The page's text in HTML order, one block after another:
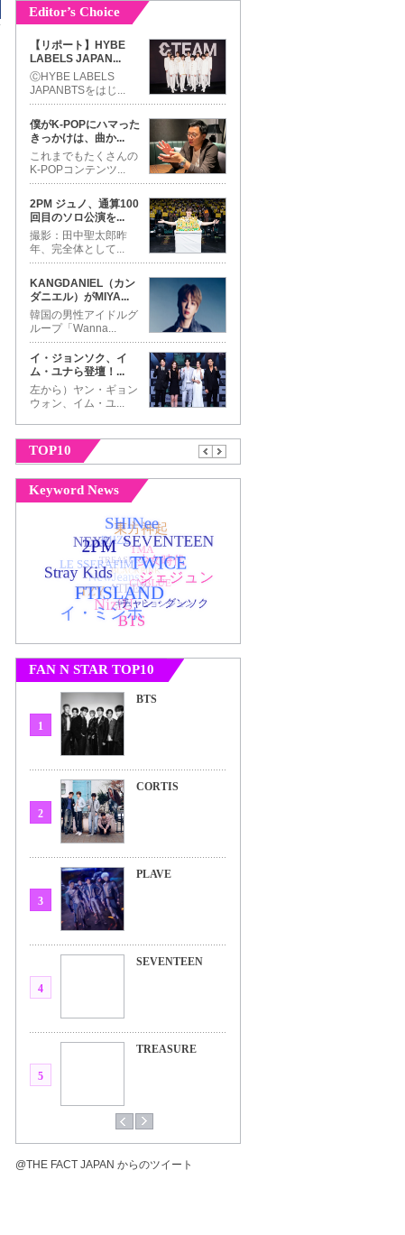
Editor’s Choice
【リポート】HYBE
LABELS JAPAN...
ⒸHYBE LABELS
JAPANBTSをはじ ...
僕がK-POPにハマった
きっかけは、曲か...
これまでもたくさんの
K-POPコンテンツ...
2PM ジュノ、通算100
回目のソロ公演を...
撮影：田中聖太郎昨
年、完全体として...
KANGDANIEL（カン
ダニエル）がMIYA...
韓国の男性アイドルグ
ループ「Wanna...
イ・ジョンソク、イ
ム・ユナら登壇！ ...
左から）ヤン・ギョン
ウォン、イム・ユ...
TOP10
Keyword News
FAN N STAR TOP10
1
BTS
2
CORTIS
3
PLAVE
4
SEVENTEEN
5
TREASURE
@THE FACT JAPAN からのツイート